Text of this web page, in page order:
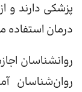
پزشکی دارند و
درمان استفاده
روانشناسان
روان‌شناسان